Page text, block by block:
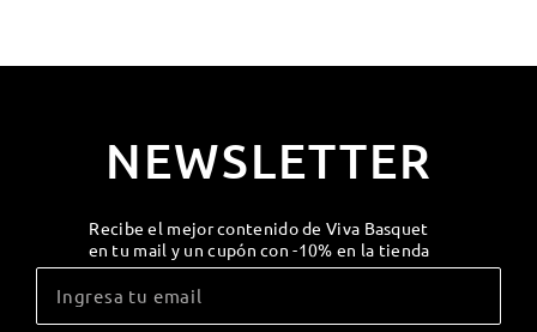
NEWSLETTER
Recibe el mejor contenido de Viva Basquet
en tu mail y un cupón con -10% en la tienda